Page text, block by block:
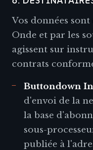
Vos données
Onde et par les
agissent sur
contrats
Buttondown
d'envoi de la
la base
sous-
publiée à